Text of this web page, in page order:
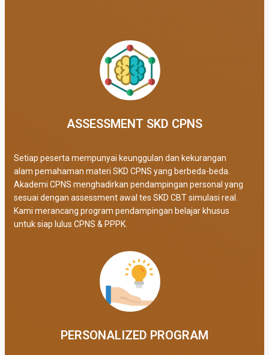
ASSESSMENT SKD CPNS
Setiap peserta mempunyai keunggulan dan kekurangan
alam pemahaman materi SKD CPNS yang berbeda-beda.
Akademi CPNS menghadirkan pendampingan personal yang
sesuai dengan assessment awal tes SKD CBT simulasi real.
Kami merancang program pendampingan belajar khusus
untuk siap lulus CPNS & PPPK.
PERSONALIZED PROGRAM​